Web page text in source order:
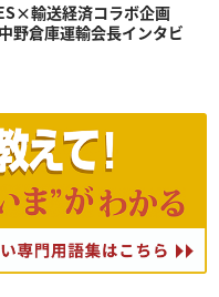
輸送経済コラボ企画
倉庫運輸会長インタビ